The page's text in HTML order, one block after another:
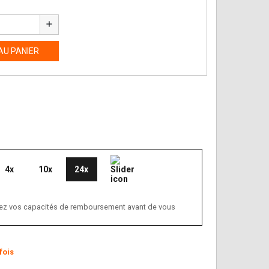
add
PANIER
4x 10x 24x
vos capacités de remboursement avant de vous